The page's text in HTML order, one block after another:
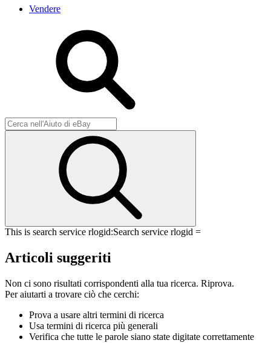
Vendere
This is search service rlogid:Search service rlogid =
Articoli suggeriti
Non ci sono risultati corrispondenti alla tua ricerca. Riprova.
Per aiutarti a trovare ciò che cerchi:
Prova a usare altri termini di ricerca
Usa termini di ricerca più generali
Verifica che tutte le parole siano state digitate correttamente